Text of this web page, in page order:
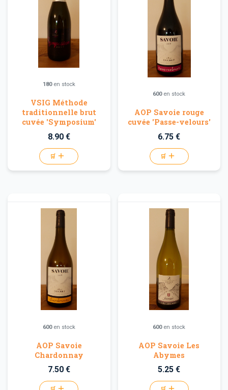
180en stock
VSIG Méthode
traditionnelle brut
cuvée 'Symposium'
8.90 €
🛒
600en stock
AOP Savoie rouge
cuvée 'Passe-velours'
6.75 €
🛒
600en stock
AOP Savoie
Chardonnay
7.50 €
600en stock
AOP Savoie Les
Abymes
5.25 €